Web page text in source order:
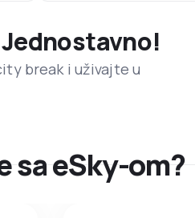
break i uživajte u
sa eSky-om?